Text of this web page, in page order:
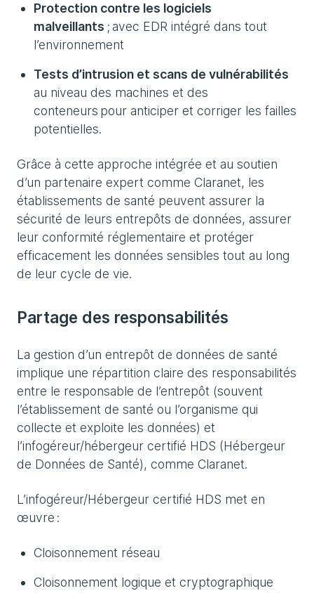
Protection contre les logiciels
malveillants ; avec EDR intégré dans tout
l’environnement
Tests d’intrusion et scans de vulnérabilités
au niveau des machines et des
conteneurs pour anticiper et corriger les failles
potentielles.
Grâce à cette approche intégrée et au soutien
d’un partenaire expert comme Claranet, les
établissements de santé peuvent assurer la
sécurité de leurs entrepôts de données, assurer
leur conformité réglementaire et protéger
efficacement les données sensibles tout au long
de leur cycle de vie.
Partage des responsabilités
La gestion d’un entrepôt de données de santé
implique une répartition claire des responsabilités
entre le responsable de l’entrepôt (souvent
l’établissement de santé ou l’organisme qui
collecte et exploite les données) et
l’infogéreur/hébergeur certifié HDS (Hébergeur
de Données de Santé), comme Claranet.
L’infogéreur/Hébergeur certifié HDS met en
œuvre :
Cloisonnement réseau
Cloisonnement logique et cryptographique